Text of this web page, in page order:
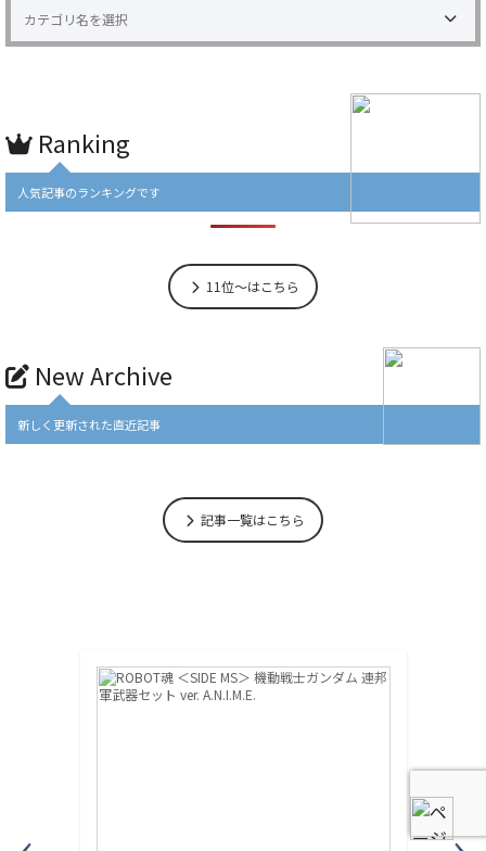
Ranking
人気記事のランキングです
11位～はこちら
New Archive
新しく更新された直近記事
記事一覧はこちら